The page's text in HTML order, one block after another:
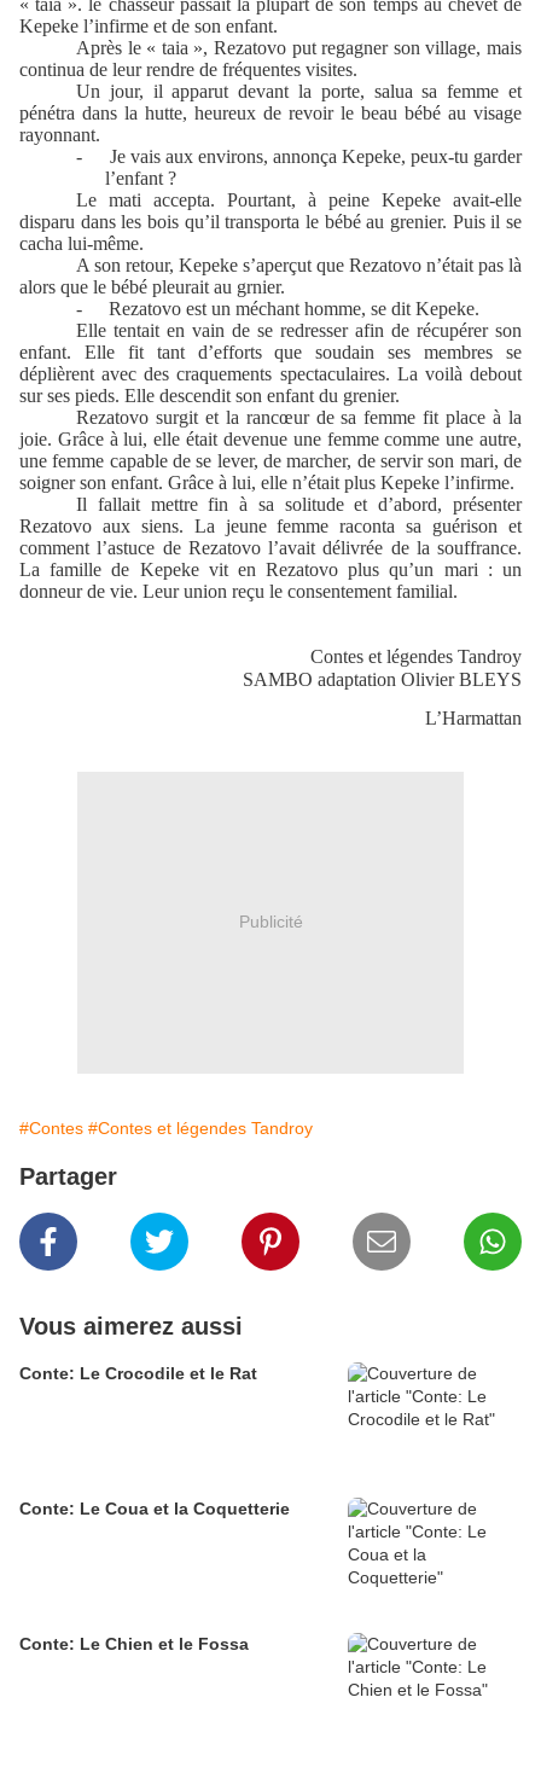
Kepeke l’infirme et de son enfant.
Après le « taia », Rezatovo put regagner son village, mais
continua de leur rendre de fréquentes visites.
Un jour, il apparut devant la porte, salua sa femme et
pénétra dans la hutte, heureux de revoir le beau bébé au visage
rayonnant.
-
Je vais aux environs, annonça Kepeke, peux-tu garder
l’enfant ?
Le mati accepta. Pourtant, à peine Kepeke avait-elle
disparu dans les bois qu’il transporta le bébé au grenier. Puis il se
cacha lui-même.
A son retour, Kepeke s’aperçut que Rezatovo n’était pas là
alors que le bébé pleurait au grnier.
-
Rezatovo est un méchant homme, se dit Kepeke.
Elle tentait en vain de se redresser afin de récupérer son
enfant. Elle fit tant d’efforts que soudain ses membres se
déplièrent avec des craquements spectaculaires. La voilà debout
sur ses pieds. Elle descendit son enfant du grenier.
Rezatovo surgit et la rancœur de sa femme fit place à la
joie. Grâce à lui, elle était devenue une femme comme une autre,
une femme capable de se lever, de marcher, de servir son mari, de
soigner son enfant. Grâce à lui, elle n’était plus Kepeke l’infirme.
Il fallait mettre fin à sa solitude et d’abord, présenter
Rezatovo aux siens. La jeune femme raconta sa guérison et
comment l’astuce de Rezatovo l’avait délivrée de la souffrance.
La famille de Kepeke vit en Rezatovo plus qu’un mari : un
donneur de vie. Leur union reçu le consentement familial.
Contes et légendes Tandroy
SAMBO adaptation Olivier BLEYS
L’Harmattan
Publicité
#Contes #Contes et légendes Tandroy
Partager
Vous aimerez aussi
Conte: Le Crocodile et le Rat
Conte: Le Coua et la Coquetterie
Conte: Le Chien et le Fossa